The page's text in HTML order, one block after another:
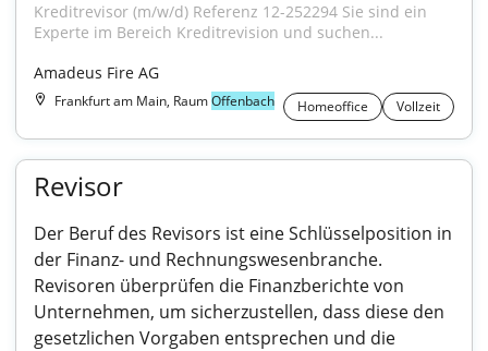
Kreditrevisor (m/w/d) Referenz 12-252294 Sie sind ein
Experte im Bereich Kreditrevision und suchen...
Amadeus Fire AG
Frankfurt am Main, RaumOffenbach Homeoffice Vollzeit
Revisor
Der Beruf des Revisors ist eine Schlüsselposition in
der Finanz- und Rechnungswesenbranche.
Revisoren überprüfen die Finanzberichte von
Unternehmen, um sicherzustellen, dass diese den
gesetzlichen Vorgaben entsprechen und die